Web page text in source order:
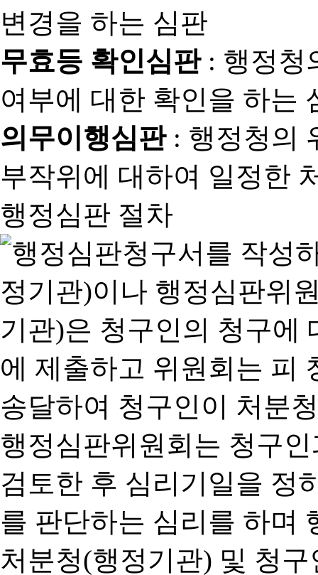
변경을 하는 심판
무효등 확인심판: 행정청
여부에 대한 확인을 하는
의무이행심판: 행정청의
부작위에 대하여 일정한
행정심판 절차